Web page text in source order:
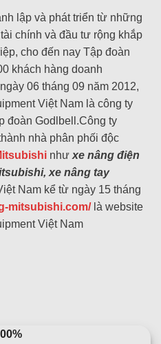
lập và phát triển từ những
chính và đầu tư rộng khắp
cho đến nay Tập đoàn
khách hàng doanh
06 tháng 09 năm 2012,
Việt Nam là công ty
đoàn Godlbell.Công ty
nhà phân phối độc
như xe nâng điện
xe nâng tay
Nam kể từ ngày 15 tháng
mitsubishi.com/là website
Việt Nam